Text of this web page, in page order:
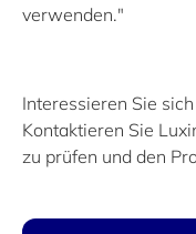
verwenden."
Interessieren Sie
Kontaktieren Sie
zu prüfen und den